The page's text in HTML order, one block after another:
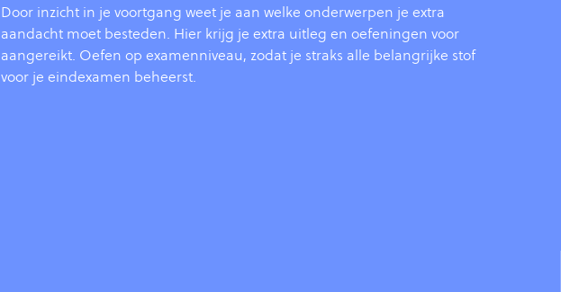
Door inzicht in je voortgang weet je aan welke onderwerpen je extra
aandacht moet besteden. Hier krijg je extra uitleg en oefeningen voor
aangereikt. Oefen op examenniveau, zodat je straks alle belangrijke stof
voor je eindexamen beheerst.